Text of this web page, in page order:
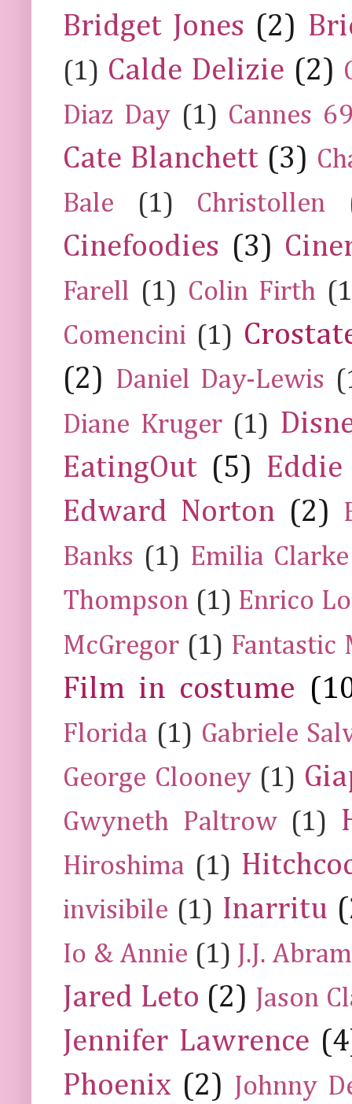
Bridget Jones (2)
(1) Calde Delizie (2)
Diaz Day (1) Cannes
Cate Blanchett (3)
Bale
(1) Christollen
Cinefoodies (3)
Farell (1) Colin Firth
Comencini (1)
(2) Daniel Day-Lewis
Diane Kruger (1)
EatingOut (5) Eddie
Edward Norton (2)
Banks (1) Emilia Clarke
Thompson (1) Enrico
McGregor (1) Fantastic
Film in costume
Florida (1) Gabriele
George Clooney (1)
Gwyneth Paltrow (1)
Hiroshima (1)
invisibile (1) Inarritu
Io & Annie (1) J.J.
Jared Leto (2) Jason
Jennifer Lawrence
Phoenix (2) Johnny